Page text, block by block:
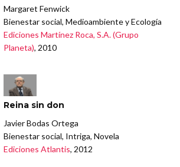
Margaret Fenwick
Bienestar social, Medioambiente y Ecología
Ediciones Martínez Roca, S.A. (Grupo
Planeta), 2010
Reina sin don
Javier Bodas Ortega
Bienestar social, Intriga, Novela
Ediciones Atlantis, 2012